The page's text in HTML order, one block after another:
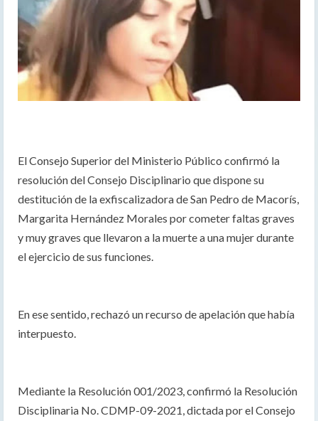
El Consejo Superior del Ministerio Público confirmó la
resolución del Consejo Disciplinario que dispone su
destitución de la exfiscalizadora de San Pedro de Macorís,
Margarita Hernández Morales por cometer faltas graves
y muy graves que llevaron a la muerte a una mujer durante
el ejercicio de sus funciones.
En ese sentido, rechazó un recurso de apelación que había
interpuesto.
Mediante la Resolución 001/2023, confirmó la Resolución
Disciplinaria No. CDMP-09-2021, dictada por el Consejo